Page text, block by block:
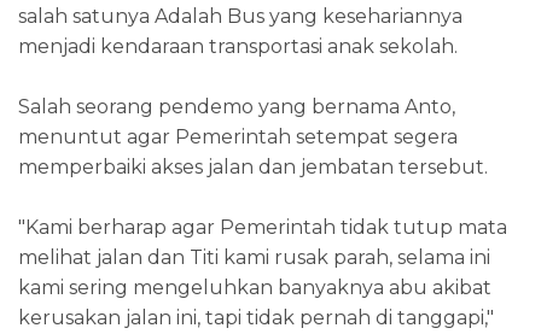
salah satunya Adalah Bus yang kesehariannya
menjadi kendaraan transportasi anak sekolah.
Salah seorang pendemo yang bernama Anto,
menuntut agar Pemerintah setempat segera
memperbaiki akses jalan dan jembatan tersebut.
"Kami berharap agar Pemerintah tidak tutup mata
melihat jalan dan Titi kami rusak parah, selama ini
kami sering mengeluhkan banyaknya abu akibat
kerusakan jalan ini, tapi tidak pernah di tanggapi,"